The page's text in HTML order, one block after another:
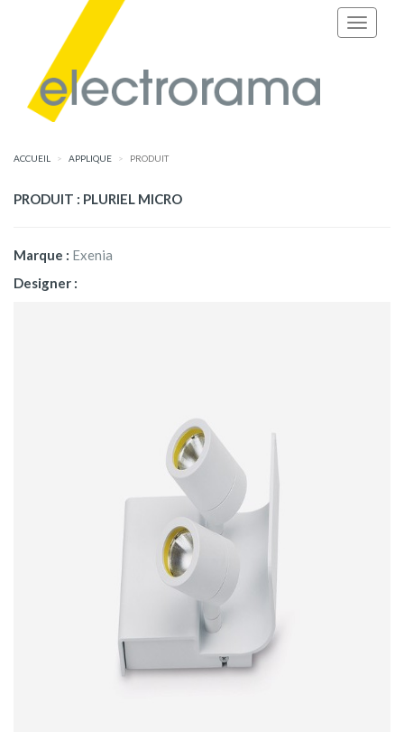
ACCUEIL APPLIQUE PRODUIT
PRODUIT : PLURIEL MICRO
Marque : Exenia
Designer :